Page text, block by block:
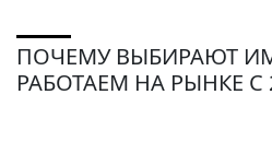
ПОЧЕМУ ВЫБИРАЮТ
РАБОТАЕМ НА РЫНКЕ С